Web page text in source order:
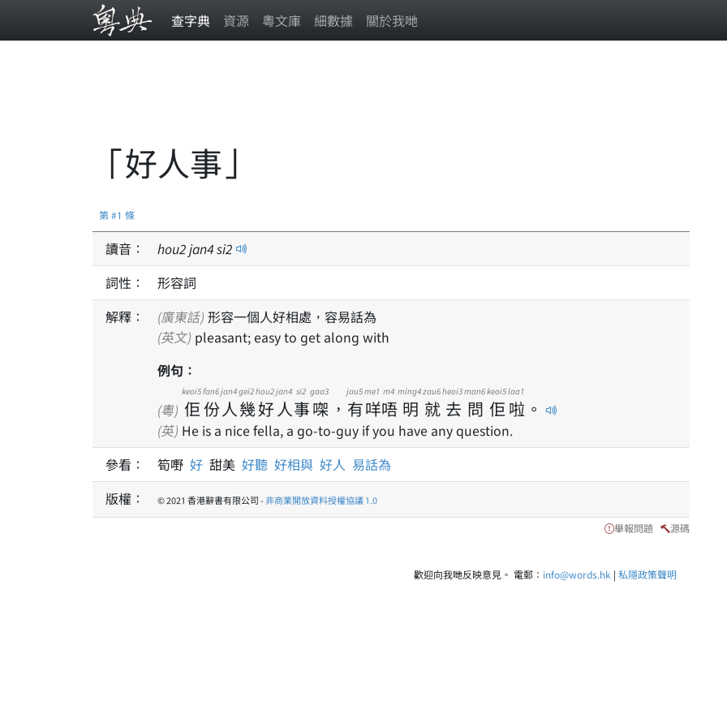
查字典 資源 粵文庫 細數據 關於我哋
「好人事」
第 #1 條
讀音： hou2jan4si2
詞性：
形容詞
解釋：
(廣東話) 形容一個人好相處，容易話為
(英文) pleasant; easy to get along with
例句：
(粵) 佢
keoi5
份
fan6
人
jan4
幾
gei2
好
hou2
人
jan4
事
si2
㗎
gaa3
， 有
jau5
咩
me1
唔
m4
明
ming4
就
zau6
去
heoi3
問
man6
佢
keoi5
啦
laa1
。
(英) He is a nice fella, a go-to-guy if you have any question.
參看：
筍嘢 好 甜美 好聽 好相與 好人 易話為
版權：
© 2021 香港辭書有限公司 -非商業開放資料授權協議 1.0
舉報問題 源碼
歡迎向我哋反映意見。 電郵： info@words.hk | 私隱政策聲明